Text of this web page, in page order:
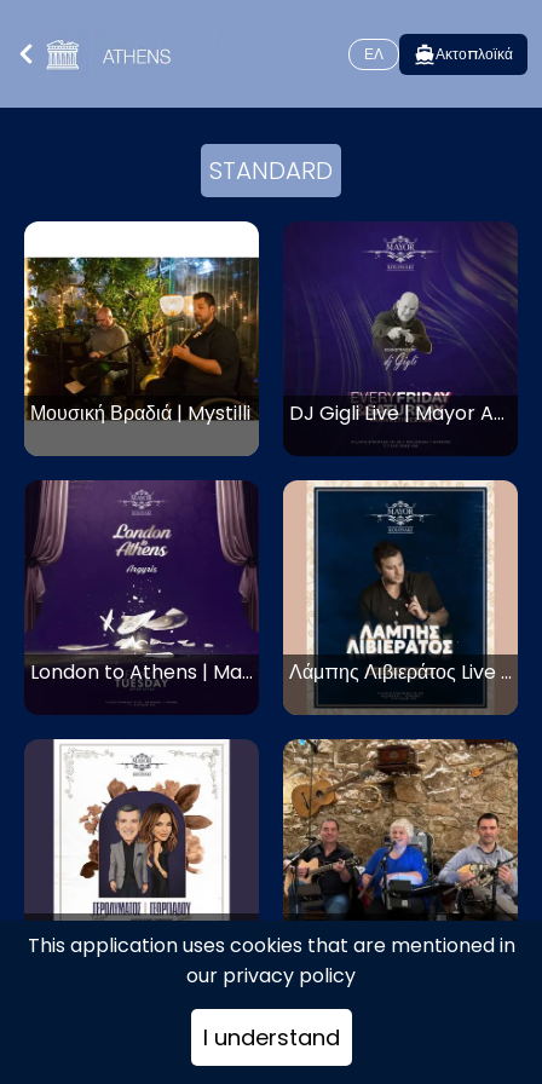
This application uses cookies that are mentioned in
our privacy policy
I understand
ΕΛ Ακτοπλοϊκά
STANDARD
Μουσική Βραδιά | Mystilli DJ Gigli Live | Mayor Athens
London to Athens | Mayor Athens Λάμπης Λιβιεράτος Live | Mayor Athens
Δια Ταύτα Live